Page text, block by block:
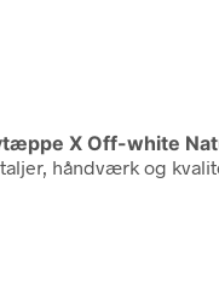
X Off-white
håndværk og